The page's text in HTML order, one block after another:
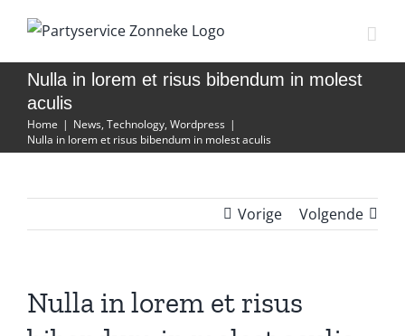
naar
inhoud
Nulla in lorem et risus bibendum in molest
aculis
Home | News, Technology, Wordpress |
Nulla in lorem et risus bibendum in molest aculis
Vorige Volgende
Nulla in lorem et risus